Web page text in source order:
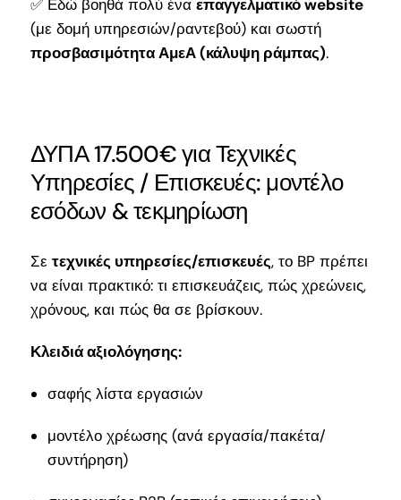
✅ Εδώ βοηθά πολύ ένα επαγγελματικό website
(με δομή υπηρεσιών/ραντεβού) και σωστή
προσβασιμότητα ΑμεΑ (κάλυψη ράμπας).
ΔΥΠΑ 17.500€ για Τεχνικές
Υπηρεσίες / Επισκευές: μοντέλο
εσόδων & τεκμηρίωση
Σε τεχνικές υπηρεσίες/επισκευές, το BP πρέπει
να είναι πρακτικό: τι επισκευάζεις, πώς χρεώνεις,
χρόνους, και πώς θα σε βρίσκουν.
Κλειδιά αξιολόγησης:
σαφής λίστα εργασιών
μοντέλο χρέωσης (ανά εργασία/πακέτα/
συντήρηση)